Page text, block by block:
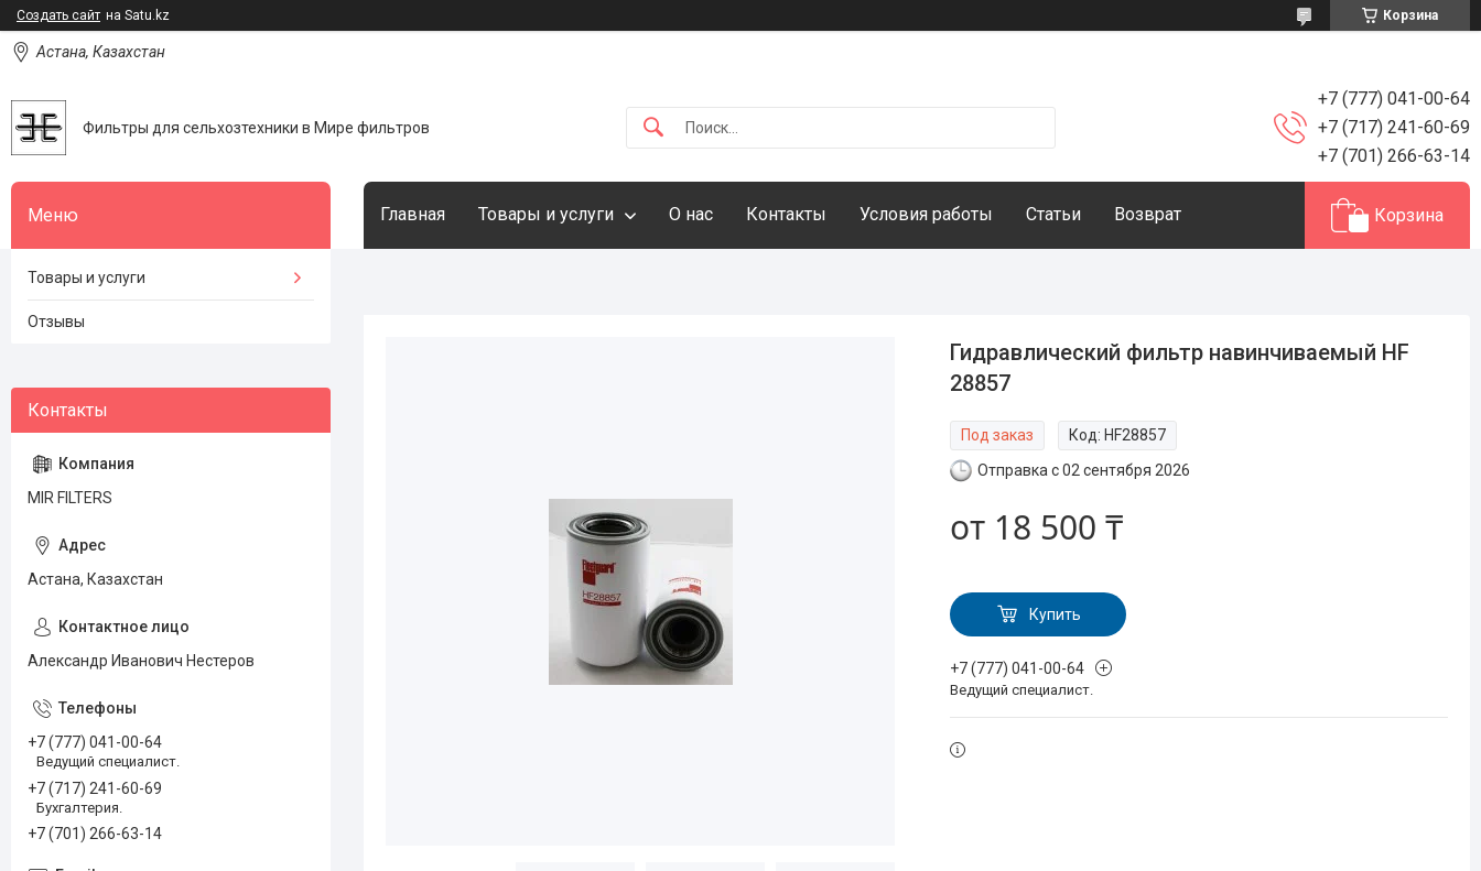
Создать сайт на Satu.kz Корзина
Астана, Казахстан
Фильтры для сельхозтехники в Мире фильтров
+7 (777) 041-00-64
+7 (717) 241-60-69
+7 (701) 266-63-14
Главная Товары и услуги О нас Контакты Условия работы Статьи Возврат Корзина
Гидравлический фильтр навинчиваемый HF
28857
Под заказ Код: HF28857
Отправка с 02 сентября 2026
от 18 500 ₸
Купить
+7 (777) 041-00-64
Ведущий специалист.
Товары и услуги
Отзывы
MIR FILTERS
Астана, Казахстан
Александр Иванович Нестеров
+7 (777) 041-00-64
Ведущий специалист.
+7 (717) 241-60-69
Бухгалтерия.
+7 (701) 266-63-14